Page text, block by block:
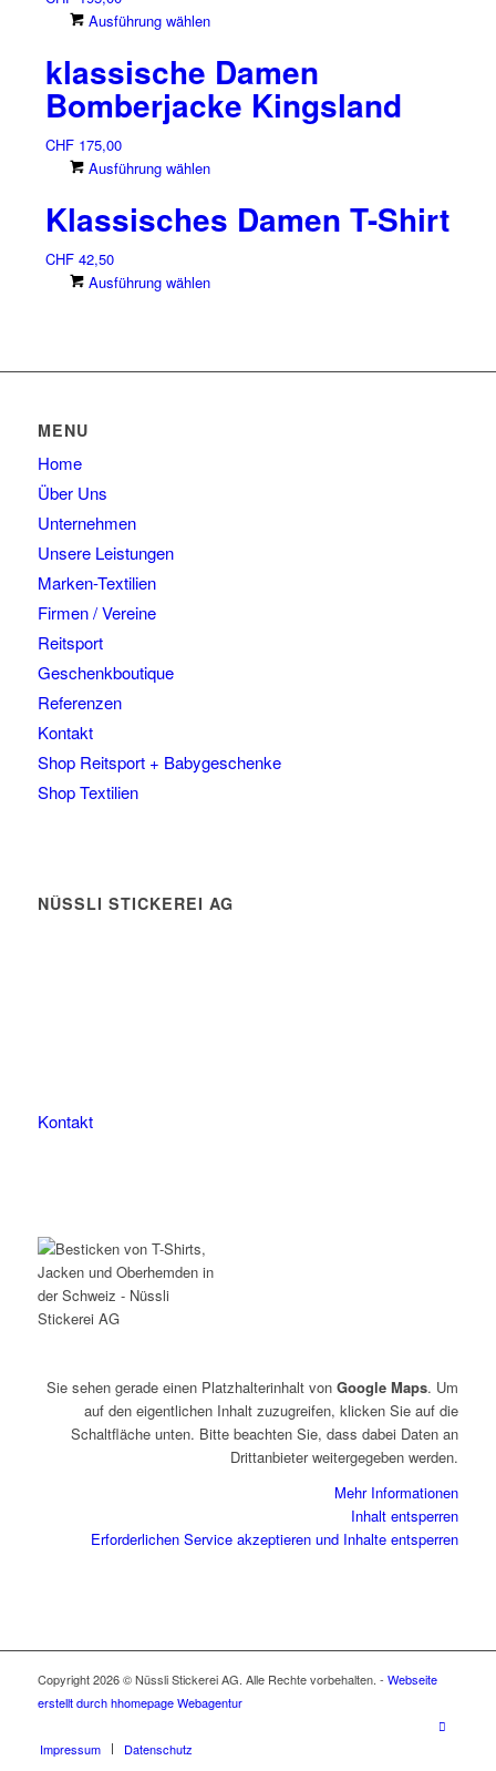
Optionen
können
auf
werden
Ausführung wählen
weist
mehrere
Varianten
können
auf
klassische Damen
Bomberjacke Kingsland
CHF175,00
Ausführung wählen
weist
mehrere
auf
Klassisches Damen T-Shirt
CHF42,50
Ausführung wählen
Varianten
MENU
Home
Über Uns
Unternehmen
Unsere Leistungen
Marken-Textilien
Firmen / Vereine
Reitsport
Geschenkboutique
Referenzen
Kontakt
Shop Reitsport + Babygeschenke
Shop Textilien
NÜSSLI STICKEREI AG
Kontakt
Sie sehen gerade einen Platzhalterinhalt vonGoogle Maps. Um
auf den eigentlichen Inhalt zuzugreifen, klicken Sie auf die
Schaltfläche unten. Bitte beachten Sie, dass dabei Daten an
Drittanbieter weitergegeben werden.
Mehr Informationen
Inhalt entsperren
Erforderlichen Service akzeptieren und Inhalte entsperren
Copyright 2026 © Nüssli Stickerei AG. Alle Rechte vorbehalten. - Webseite
erstellt durch hhomepage Webagentur
Impressum Datenschutz